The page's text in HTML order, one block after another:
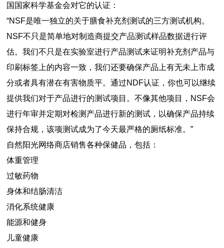
国国家科学基金会对它的认证：
“NSF是唯一独立的关于膳食补充剂测试的三方测试机构。
NSF不只是简单地对制造商提交产品测试样品数据进行评
估。我们不只是在实验室进行产品测试来证明补充剂产品与
印刷标签上的内容一致，我们还要确保产品上有无未上市成
分或者具有潜在有害物质平。通过NDF认证，你也可以继续
提供我们对于产品进行的测试项目。不像其他项目，NSF会
进行年审并定期对检测产品进行新的测试，以确保产品持续
保持合规，该项测试成为了今天最严格的厕纸标准。”
自然阳光网络商店销售各种保健品，包括：
体重管理
过敏药物
身体和结肠清洁
消化系统健康
能源和健身
儿童健康